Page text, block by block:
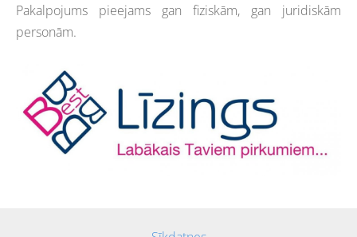
Pakalpojums pieejams gan fiziskām, gan juridiskām
personām.